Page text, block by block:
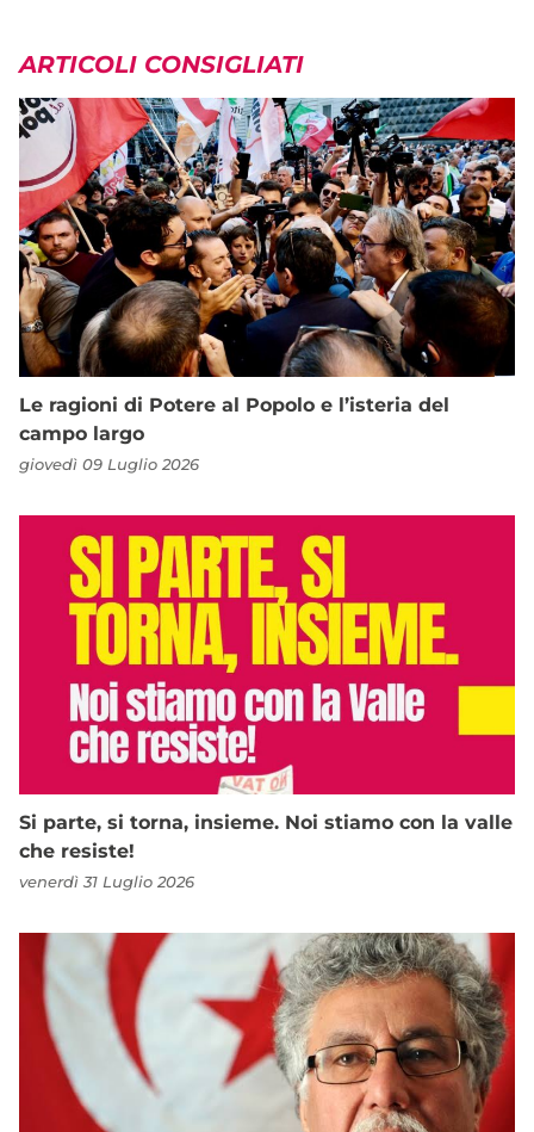
ARTICOLI CONSIGLIATI
Le ragioni di Potere al Popolo e l’isteria del
campo largo
giovedì 09 Luglio 2026
Si parte, si torna, insieme. Noi stiamo con la valle
che resiste!
venerdì 31 Luglio 2026